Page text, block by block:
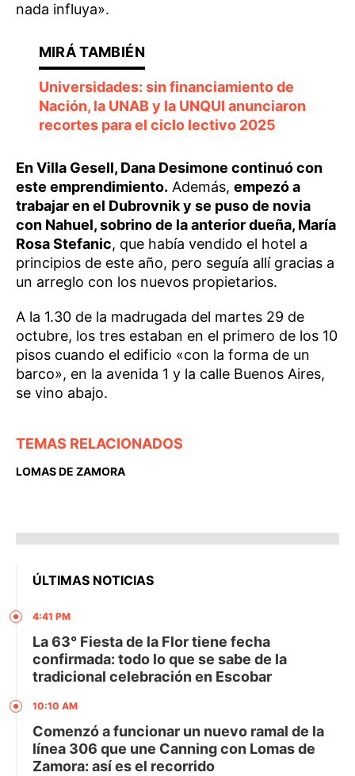
nada influya».
Universidades: sin financiamiento de
Nación, la UNAB y la UNQUI anunciaron
recortes para el ciclo lectivo 2025
En Villa Gesell, Dana Desimone continuó con
este emprendimiento. Además, empezó a
trabajar en el Dubrovnik y se puso de novia
con Nahuel, sobrino de la anterior dueña, María
Rosa Stefanic, que había vendido el hotel a
principios de este año, pero seguía allí gracias a
un arreglo con los nuevos propietarios.
A la 1.30 de la madrugada del martes 29 de
octubre, los tres estaban en el primero de los 10
pisos cuando el edificio «con la forma de un
barco», en la avenida 1 y la calle Buenos Aires,
se vino abajo.
TEMAS RELACIONADOS
LOMAS DE ZAMORA
ÚLTIMAS NOTICIAS
4:41 PM
La 63° Fiesta de la Flor tiene fecha
confirmada: todo lo que se sabe de la
tradicional celebración en Escobar
10:10 AM
Comenzó a funcionar un nuevo ramal de la
línea 306 que une Canning con Lomas de
Zamora: así es el recorrido